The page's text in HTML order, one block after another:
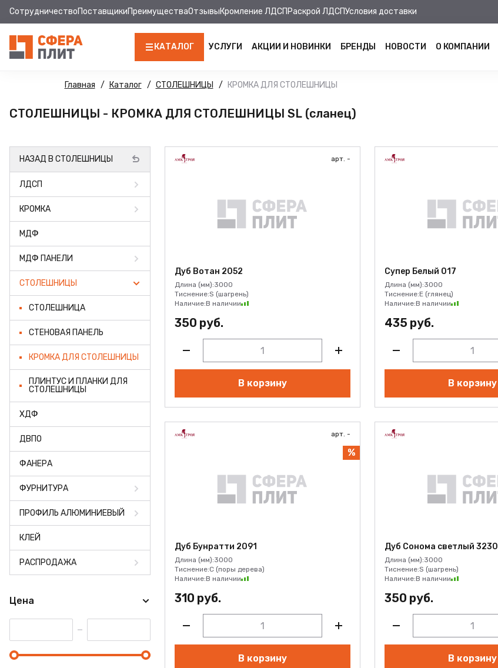
СотрудничествоПоставщикиПреимуществаОтзывыКромление ЛДСП Раскрой ЛДСПУсловия доставки
КАТАЛОГ
ЛДСП
КРОМКА
МДФ ПАНЕЛИ
ФАНЕРА
ФУРНИТУРА
ПРОФИЛЬ АЛЮМИНИЕВЫЙ
КЛЕЙ
РАСПРОДАЖА
УСЛУГИ АКЦИИ И НОВИНКИ БРЕНДЫ НОВОСТИ О КОМПАНИИ
Главная Каталог СТОЛЕШНИЦЫ КРОМКА ДЛЯ СТОЛЕШНИЦЫ
СТОЛЕШНИЦЫ - КРОМКА ДЛЯ СТОЛЕШНИЦЫ SL (сланец)
НАЗАД В СТОЛЕШНИЦЫ
ЛДСП
КРОМКА
МДФ
МДФ ПАНЕЛИ
СТОЛЕШНИЦЫ
СТОЛЕШНИЦА
СТЕНОВАЯ ПАНЕЛЬ
КРОМКА ДЛЯ СТОЛЕШНИЦЫ
ПЛИНТУС И ПЛАНКИ ДЛЯ
СТОЛЕШНИЦЫ
ХДФ
ДВПО
ФАНЕРА
ФУРНИТУРА
ПРОФИЛЬ АЛЮМИНИЕВЫЙ
КЛЕЙ
РАСПРОДАЖА
Цена
арт. -
Дуб Вотан 2052
Длина (мм):3000
Тиснение:S (шагрень)
Наличие:В наличии
350 руб.
В корзину
Супер Белый 017
Длина (мм):3000
Тиснение:E (глянец)
Наличие:В наличии
435 руб.
В корзину
арт. -
%
Дуб Бунратти 2091
Длина (мм):3000
Тиснение:C (поры дерева)
Наличие:В наличии
310 руб.
В корзину
Дуб Сонома светлый 3230
Длина (мм):3000
Тиснение:S (шагрень)
Наличие:В наличии
350 руб.
В корзину